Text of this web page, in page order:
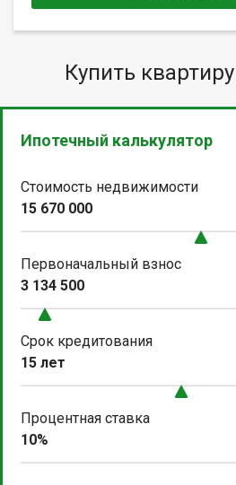
Купить
Ипотечный калькулятор
Стоимость недвижимости
15 670 000
Первоначальный взнос
3 134 500
Срок кредитования
15 лет
Процентная ставка
10%